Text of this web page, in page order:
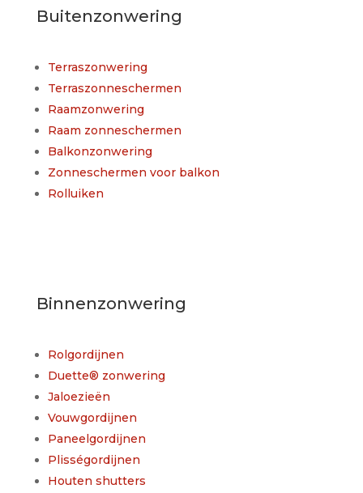
Buitenzonwering
Terraszonwering
Terraszonneschermen
Raamzonwering
Raam zonneschermen
Balkonzonwering
Zonneschermen voor balkon
Rolluiken
Binnenzonwering
Rolgordijnen
Duette® zonwering
Jaloezieën
Vouwgordijnen
Paneelgordijnen
Plisségordijnen
Houten shutters